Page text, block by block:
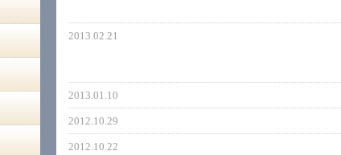
2013.02.21
2013.01.10
2012.10.29
2012.10.22